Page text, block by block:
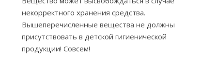
некорректного хранения средства.
Вышеперечисленные вещества не должны
присутствовать в детской гигиенической
продукции! Совсем!